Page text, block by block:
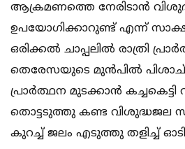
ആക്രമണത്തെ നേരിടാൻ
ഉപയോഗിക്കാറുണ്ട് എന്ന്
ഒരിക്കൽ ചാപ്പലിൽ രാത്രി
തെരേസയുടെ മുൻപിൽ പിശാച്
പ്രാർത്ഥന മുടക്കാൻ
തൊട്ടടുത്തു കണ്ട വിശുദ്ധജല
കുറച്ച് ജലം എടുത്തു തളിച്ച്